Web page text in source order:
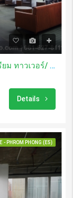
เช่าสำนักงาน 220 ตรม อาคารเอ็มโพเรียม ทาวเวอร์/ Emporium Tower
Details
- PHROM PHONG (E5)